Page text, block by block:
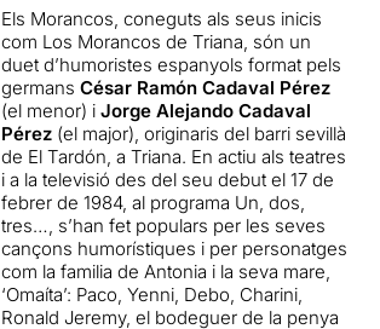
Els Morancos, coneguts als seus inicis
com Los Morancos de Triana, són un
duet d’humoristes espanyols format pels
germansCésar Ramón Cadaval Pérez
(el menor) iJorge Alejando Cadaval
Pérez (el major), originaris del barri sevillà
de El Tardón, a Triana. En actiu als teatres
i a la televisió des del seu debut el 17 de
febrer de 1984, al programa Un, dos,
tres…, s’han fet populars per les seves
cançons humorístiques i per personatges
com la familia de Antonia i la seva mare,
‘Omaíta’: Paco, Yenni, Debo, Charini,
Ronald Jeremy, el bodeguer de la penya